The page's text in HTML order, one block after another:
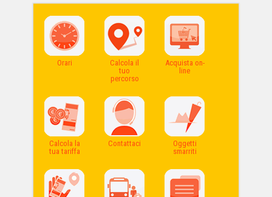
Orari
Calcola il
tuo
percorso
Acquista on-
line
Calcola la
tua tariffa
Contattaci
Oggetti
smarriti